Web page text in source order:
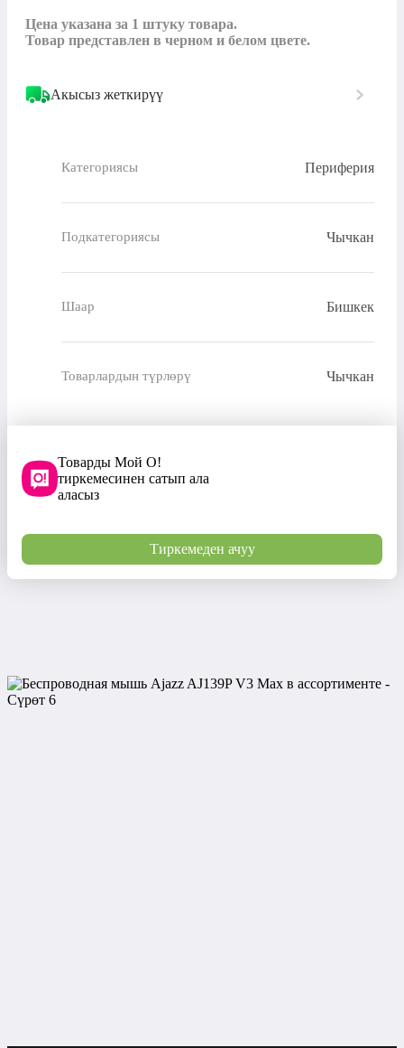
Цена указана за 1 штуку товара.
Товар представлен в черном и белом цвете.
Акысыз жеткирүү
Категориясы Периферия
Подкатегориясы Чычкан
Шаар Бишкек
Товарлардын түрлөрү Чычкан
Товарды Мой О!
тиркемесинен сатып ала
аласыз
Тиркемеден ачуу